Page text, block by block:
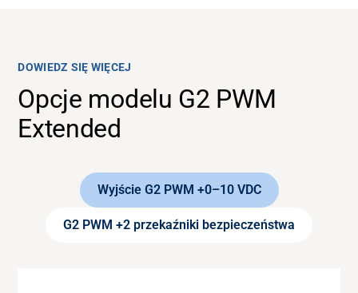
DOWIEDZ SIĘ WIĘCEJ
Opcje modelu G2 PWM
Extended
Wyjście G2 PWM +0–10 VDC
G2 PWM +2 przekaźniki bezpieczeństwa